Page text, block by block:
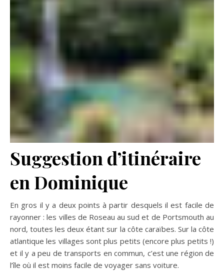
Suggestion d’itinéraire
en Dominique
En gros il y a deux points à partir desquels il est facile de
rayonner : les villes de Roseau au sud et de Portsmouth au
nord, toutes les deux étant sur la côte caraïbes. Sur la côte
atlantique les villages sont plus petits (encore plus petits !)
et il y a peu de transports en commun, c’est une région de
l’île où il est moins facile de voyager sans voiture.